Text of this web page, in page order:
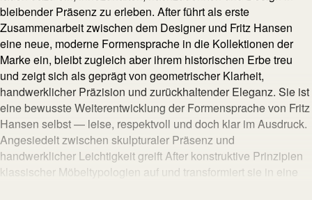
bleibender Präsenz zu erleben. After führt als erste
Zusammenarbeit zwischen dem Designer und Fritz Hansen
eine neue, moderne Formensprache in die Kollektionen der
Marke ein, bleibt zugleich aber ihrem historischen Erbe treu
und zeigt sich als geprägt von geometrischer Klarheit,
handwerklicher Präzision und zurückhaltender Eleganz. Sie ist
eine bewusste Weiterentwicklung der Formensprache von Fritz
Hansen selbst — leise, respektvoll und doch klar im Ausdruck.
Angesiedelt zwischen skulpturaler Präsenz und
handwerklicher Leichtigkeit greift After konstruktive Prinzipien
klassischer Möbeltypologien auf und transformiert sie in eine